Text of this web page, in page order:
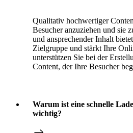
Qualitativ hochwertiger
Besucher anzuziehen und sie
und ansprechender Inhalt
Zielgruppe und stärkt Ihre
unterstützen Sie bei der
Content, der Ihre Besucher
Warum ist eine schnelle
wichtig?